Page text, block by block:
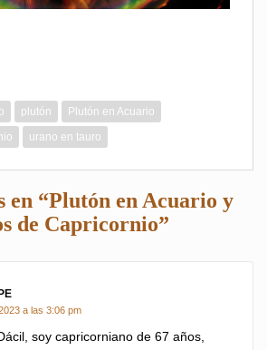
plutón
Plutón en Acuario
urano en tauro
en “Plutón en Acuario y
de Capricornio”
a las 3:06 pm
soy capricorniano de 67 años,